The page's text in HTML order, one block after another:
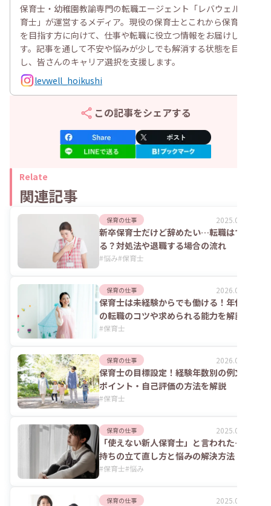
保育士・幼稚園教諭専門の転職エージェント「レバウェル保
育士」が運営するメディア。現役の保育士とこれから保育士
を目指す方に向けて、仕事や転職に役立つ情報をお届けしま
す。記事を通して不安や悩みが少しでも解消する状態を目指
し、皆さんのキャリア選択を支援します。
levwell_hoikushi
この記事をシェアする
Relate
関連記事
保育の仕事 2025.06.18
新卒保育士だけど辞めたい…転職はでき
る？対処法や退職する場合の流れ
#悩み#保育士
保育の仕事 2026.08.06
保育士は未経験からでも働ける！年代別
の転職のコツや求められる能力を解説
#保育士
保育の仕事 2026.02.09
保育士の目標設定！経験年数別の例文や
ポイント・自己評価の方法を解説
#保育士
保育の仕事 2025.08.28
「使えない新人保育士」と言われた…気
持ちの立て直し方と悩みの解決方法
#保育士#悩み
保育の仕事 2025.09.17